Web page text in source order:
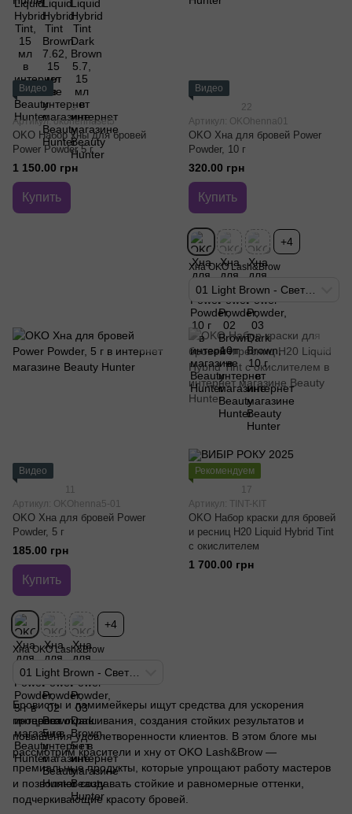
Видео
13
Артикул: okohennaset5
OKO Набор хны для бровей
Power Powder 5 г
1 150.00 грн
Купить
Видео
22
Артикул: OKOhenna01
OKO Хна для бровей Power
Powder, 10 г
320.00 грн
Купить
+4
Хна OKO Lash&Brow
Видео
11
Артикул: OKOhenna5-01
OKO Хна для бровей Power
Powder, 5 г
185.00 грн
Купить
+4
Хна OKO Lash&Brow
Рекомендуем
17
Артикул: TINT-KIT
OKO Набор краски для бровей
и ресниц H20 Liquid Hybrid Tint
с окислителем
1 700.00 грн
Бровисты и ламимейкеры ищут средства для ускорения
процесса окрашивания, создания стойких результатов и
повышения удовлетворенности клиентов. В этом блоге мы
рассмотрим красители и хну от OKO Lash&Brow —
премиальные продукты, которые упрощают работу мастеров
и позволяют создавать стойкие и равномерные оттенки,
подчеркивающие красоту бровей.